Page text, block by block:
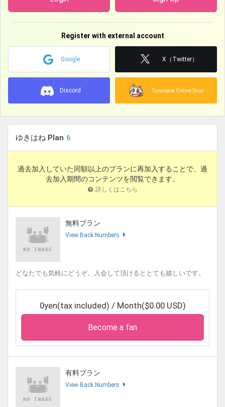
Register with external account
Google X（Twitter）
Discord Toranoana Online Shop
ゆきはね Plan 6
過去加入していた同額以上のプランに再加入することで、過
去加入期間のコンテンツを閲覧できます。
詳しくはこちら
無料プラン
View Back Numbers
どなたでも気軽にどうぞ。入会して頂けるととても嬉しいです。
0yen(tax included) / Month($0.00 USD)
Become a fan
有料プラン
View Back Numbers